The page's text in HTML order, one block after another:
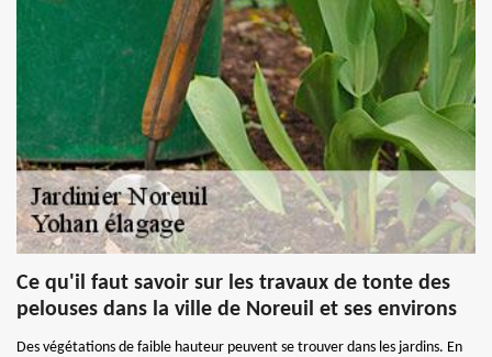
Ce qu'il faut savoir sur les travaux de tonte des
pelouses dans la ville de Noreuil et ses environs
Des végétations de faible hauteur peuvent se trouver dans les jardins. En